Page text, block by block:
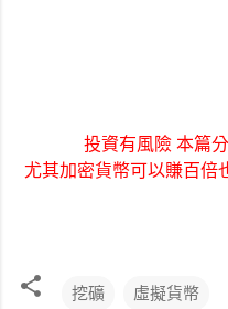
投資有風險 本篇
尤其加密貨幣可以賺百倍
挖礦 虛擬貨幣